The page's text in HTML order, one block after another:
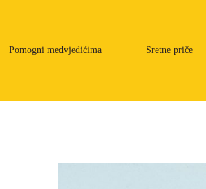
Pomogni medvjedićima Sretne priče